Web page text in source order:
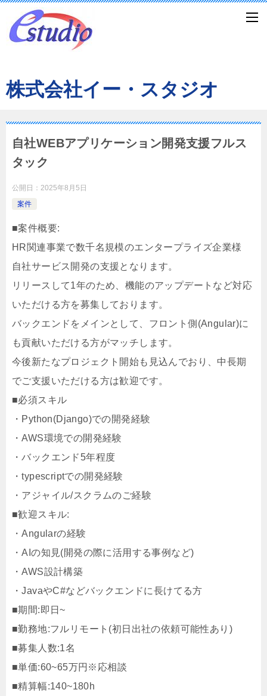
株式会社イー・スタジオ
自社WEBアプリケーション開発支援フルス
タック
公開日： 2025年8月5日
案件
■案件概要:
HR関連事業で数千名規模のエンタープライズ企業様
自社サービス開発の支援となります。
リリースして1年のため、機能のアップデートなど対応
いただける方を募集しております。
バックエンドをメインとして、フロント側(Angular)に
も貢献いただける方がマッチします。
今後新たなプロジェクト開始も見込んでおり、中長期
でご支援いただける方は歓迎です。
■必須スキル
・Python(Django)での開発経験
・AWS環境での開発経験
・バックエンド5年程度
・typescriptでの開発経験
・アジャイル/スクラムのご経験
■歓迎スキル:
・Angularの経験
・AIの知見(開発の際に活用する事例など)
・AWS設計構築
・JavaやC#などバックエンドに長けてる方
■期間:即日~
■勤務地:フルリモート(初日出社の依頼可能性あり)
■募集人数:1名
■単価:60~65万円※応相談
■精算幅:140~180h